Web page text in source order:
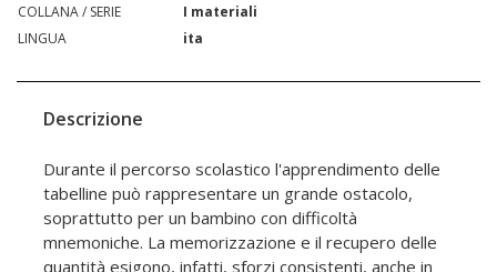
COLLANA / SERIE
I materiali
LINGUA
ita
Descrizione
Durante il percorso scolastico l'apprendimento delle
tabelline può rappresentare un grande ostacolo,
soprattutto per un bambino con difficoltà
mnemoniche. La memorizzazione e il recupero delle
quantità esigono, infatti, sforzi consistenti, anche in